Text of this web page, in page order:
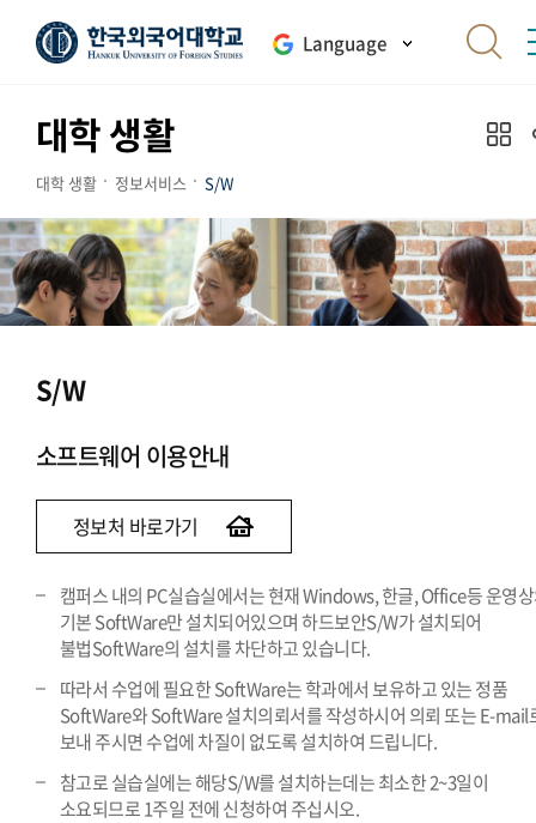
Language
대학 생활
대학 생활 정보서비스 S/W
S/W
소프트웨어 이용안내
정보처 바로가기
캠퍼스 내의 PC실습실에서는 현재 Windows, 한글, Office등 운영
기본 SoftWare만 설치되어있으며 하드보안S/W가 설치되어
불법SoftWare의 설치를 차단하고 있습니다.
따라서 수업에 필요한 SoftWare는 학과에서 보유하고 있는 정품
SoftWare와 SoftWare 설치의뢰서를 작성하시어 의뢰 또는 E-mail
보내 주시면 수업에 차질이 없도록 설치하여 드립니다.
참고로 실습실에는 해당S/W를 설치하는데는 최소한 2~3일이
소요되므로 1주일 전에 신청하여 주십시오.